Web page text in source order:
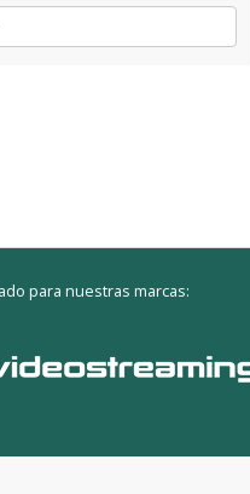
para nuestras marcas: